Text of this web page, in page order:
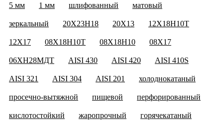
5 мм 1 мм шлифованный матовый
зеркальный 20Х23Н18 20Х13 12Х18Н10Т
12Х17 08Х18Н10Т 08Х18Н10 08Х17
06ХН28МДТ AISI 430 AISI 420 AISI 410S
AISI 321 AISI 304 AISI 201 холоднокатаный
просечно-вытяжной пищевой перфорированный
кислотостойкий жаропрочный горячекатаный